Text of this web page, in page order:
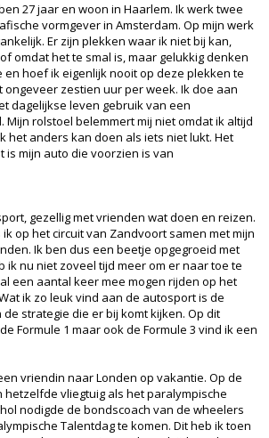
27 jaar en woon in Haarlem. Ik werk twee
vormgever in Amsterdam. Op mijn werk
Er zijn plekken waar ik niet bij kan,
omdat het te smal is, maar gelukkig denken
en hoef ik eigenlijk nooit op deze plekken te
ongeveer zestien uur per week. Ik doe aan
dagelijkse leven gebruik van een
rolstoel belemmert mij niet omdat ik altijd
het anders kan doen als iets niet lukt. Het
is mijn auto die voorzien is van
gezellig met vrienden wat doen en reizen.
op het circuit van Zandvoort samen met mijn
Ik ben dus een beetje opgegroeid met
ik nu niet zoveel tijd meer om er naar toe te
een aantal keer mee mogen rijden op het
ik zo leuk vind aan de autosport is de
strategie die er bij komt kijken. Op dit
Formule 1 maar ook de Formule 3 vind ik een
vriendin naar Londen op vakantie. Op de
hetzelfde vliegtuig als het paralympische
nodigde de bondscoach van de wheelers
Talentdag te komen. Dit heb ik toen